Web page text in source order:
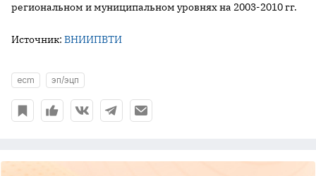
региональном и муниципальном уровнях на 2003-2010 гг.
Источник: ВНИИПВТИ
ecm эп/эцп